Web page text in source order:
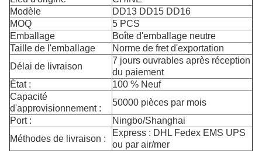
Modèle
DD13 DD15 DD16
MOQ
5 PCS
Emballage
Boîte d'emballage neutre
Taille de l'emballage
Norme de fret d'exportation
Délai de livraison
7 jours ouvrables après réception
du paiement
État :
100 % Neuf
Capacité
d'approvisionnement :
50000 pièces par mois
Port :
Ningbo/Shanghai
Méthodes de livraison :
Express : DHL Fedex EMS UPS
ou par air/mer